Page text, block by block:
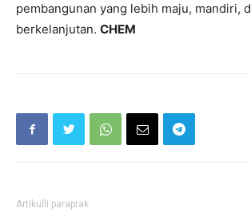
pembangunan yang lebih maju, mandiri,
berkelanjutan. CHEM
Artikulli paraprak